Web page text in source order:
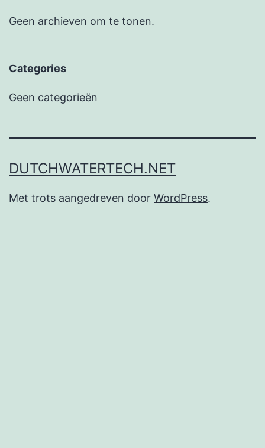
Geen archieven om te tonen.
Categories
Geen categorieën
DUTCHWATERTECH.NET
Met trots aangedreven door WordPress.